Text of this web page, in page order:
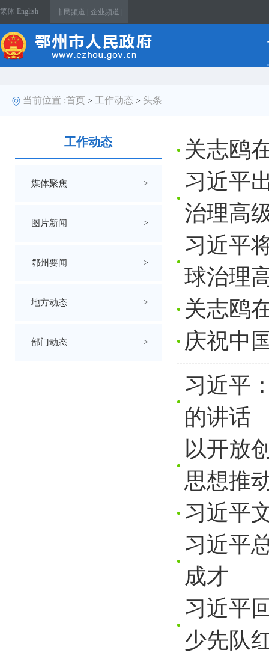
繁体 English 市民频道 | 企业频道 |
当前位置 :首页 > 工作动态 > 头条
工作动态
媒体聚焦 >
图片新闻 >
鄂州要闻 >
地方动态 >
部门动态 >
关志鸥
习近平
治理高
习近平
球治理
关志鸥
庆祝中
习近平
的讲话
以开放
思想推
习近平
习近平
成才
习近平
少先队